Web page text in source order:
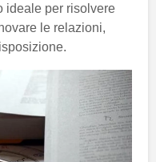
ideale per risolvere
le relazioni,